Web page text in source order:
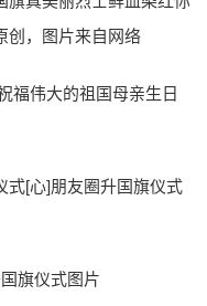
创，图片来自网络
福伟大的祖国母亲生日
式[心]朋友圈升国旗仪式
旗仪式图片